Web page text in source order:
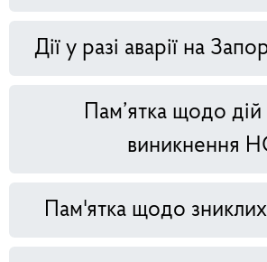
Дії у разі аварії на
Пам’ятка щодо дій
виникнення
Пам'ятка щодо зниклих